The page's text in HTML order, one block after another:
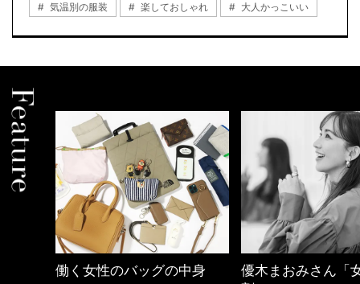
気温別の服装
楽しておしゃれ 大人かっこいい
働く女性のバッグの中身
優木まおみさん「